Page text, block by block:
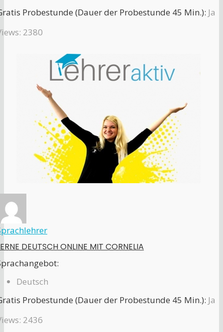
Probestunde (Dauer der Probestunde 45 Min.): Ja
2380
DEUTSCH ONLINE MIT CORNELIA
Deutsch
Probestunde (Dauer der Probestunde 45 Min.): Ja
2436